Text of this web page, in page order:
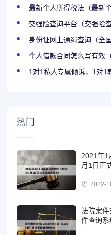
最新个人所得税法（最新
交强险查询平台（交强险
身份证网上通缉查询（全
个人借款合同怎么写有效
1对1私人专属倾诉，1对1
热门
2021年1
月1日正
2022-
法院案
件查询系